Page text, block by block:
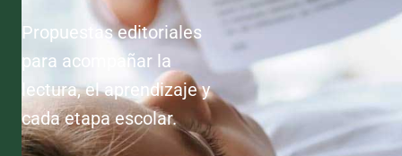
Propuestas editoriales
para acompañar la
lectura, el aprendizaje y
cada etapa escolar.